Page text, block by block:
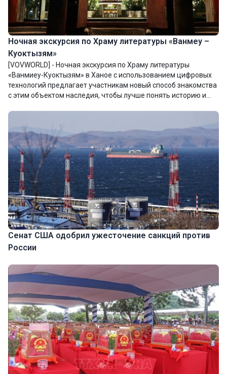
Ночная экскурсия по Храму литературы «Ванмеу –
Куоктызям»
[VOVWORLD] - Ночная экскурсия по Храму литературы
«Ванмиеу-Куоктызям» в Ханое с использованием цифровых
технологий предлагает участникам новый способ знакомства
с этим объектом наследия, чтобы лучше понять историю и
Сенат США одобрил ужесточение санкций против
России